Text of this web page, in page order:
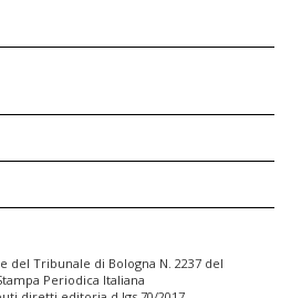
del Tribunale di Bologna N. 2237 del
Periodica Italiana